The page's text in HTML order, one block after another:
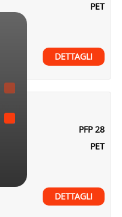
PET
DETTAGLI
PFP 28
PET
DETTAGLI